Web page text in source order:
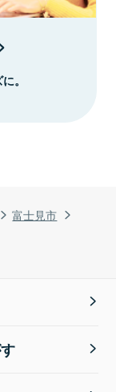
富士見市
。